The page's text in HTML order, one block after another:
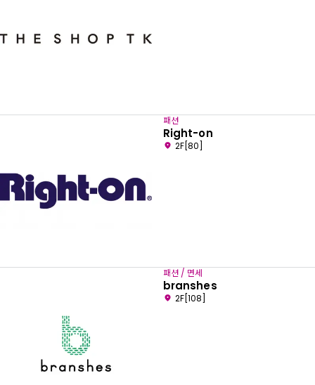
패션
Right-on
2F[80]
패션 / 면세
branshes
2F[108]